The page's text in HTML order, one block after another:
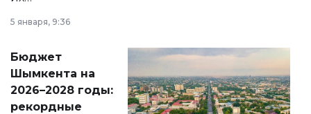
принести
народу
Венесуэлы.
5 января, 9:36
Бюджет
Шымкента на
2026–2028 годы:
рекордные